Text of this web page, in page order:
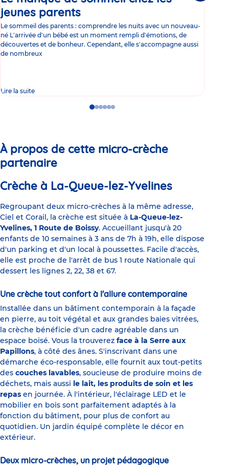
jeunes parents
Le sommeil des parents : comprendre les nuits avec un nouveau-
né L'arrivée d'un bébé est un moment rempli d'émotions, de
découvertes et de bonheur. Cependant, elle s'accompagne aussi
de nombreux
Lire la suite
GoGoGoGo
GoGo
À propos de cette micro-crèche
partenaire
Crèche à La-Queue-lez-Yvelines
Regroupant deux micro-crèches à la même adresse,
Ciel et Corail, la crèche est située à La-Queue-lez-
Yvelines, 1 Route de Boissy. Accueillant jusqu'à 20
enfants de 10 semaines à 3 ans de 7h à 19h, elle dispose
d'un parking et d'un local à poussettes. Facile d'accès,
elle est proche de l'arrêt de bus 1 route Nationale qui
dessert les lignes 2, 22, 38 et 67.
Une crèche tout confort à l'allure contemporaine
Installée dans un bâtiment contemporain à la façade
en pierre, au toit végétal et aux grandes baies vitrées,
la crèche bénéficie d'un cadre agréable dans un
espace boisé. Vous la trouverez face à la Serre aux
Papillons, à côté des ânes. S'inscrivant dans une
démarche éco-responsable, elle fournit aux tout-petits
des couches lavables, soucieuse de produire moins de
déchets, mais aussi le lait, les produits de soin et les
repas en journée. À l'intérieur, l'éclairage LED et le
mobilier en bois sont parfaitement adaptés à la
fonction du bâtiment, pour plus de confort au
quotidien. Un jardin équipé complète le décor en
extérieur.
Deux micro-crèches, un projet pédagogique